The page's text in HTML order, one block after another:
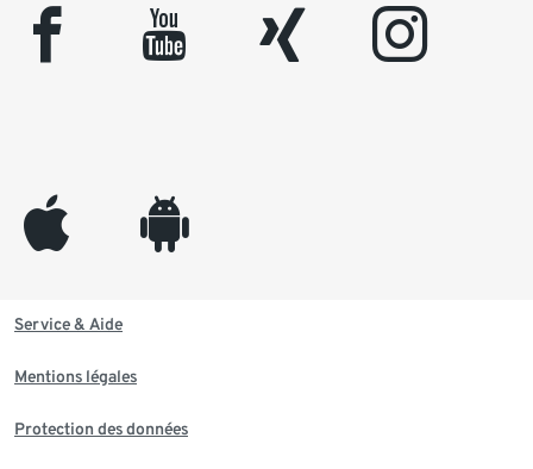
facebook youtube xing instagram
appleinc android
Service & Aide
Mentions légales
Protection des données